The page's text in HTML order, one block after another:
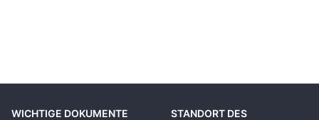
WICHTIGE DOKUMENTE
STANDORT DES